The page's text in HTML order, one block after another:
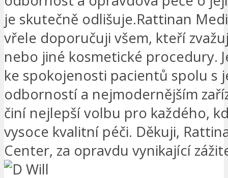
je skutečně odlišuje.Rattinan
vřele doporučuji všem, kteří
nebo jiné kosmetické procedury.
ke spokojenosti pacientů spolu s
odborností a nejmodernějším
činí nejlepší volbu pro každého,
vysoce kvalitní péči. Děkuji,
Center, za opravdu vynikající